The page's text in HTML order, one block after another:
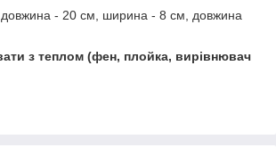
- 20 см, ширина - 8 см, довжина
з теплом (фен, плойка, вирівнювач